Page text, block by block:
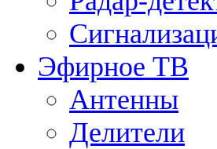
Эфирное ТВ
Антенны
Делители